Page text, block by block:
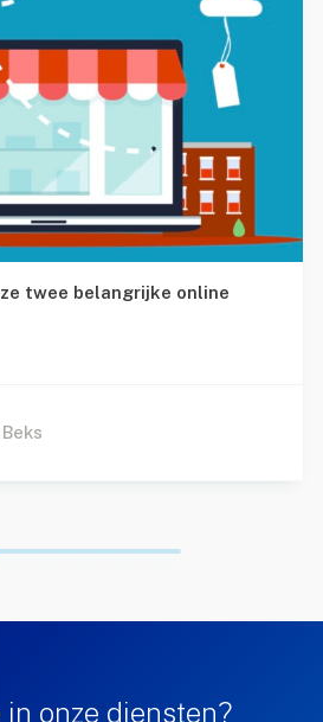
twee belangrijke online
in onze diensten?